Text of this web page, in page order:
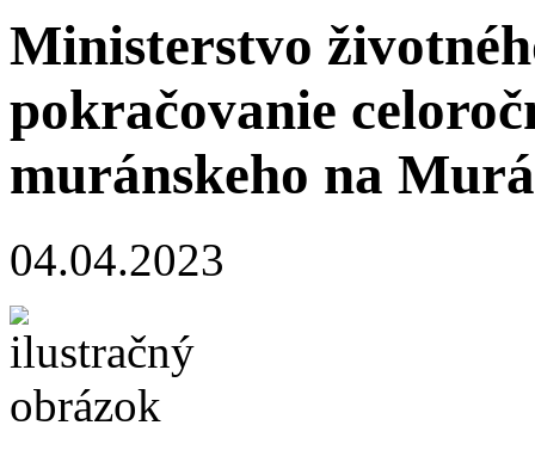
Ministerstvo
pokračovanie
muránskeho na
04.04.2023